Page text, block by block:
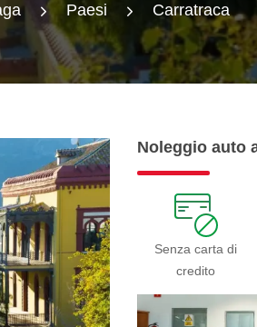
Paesi Carratraca
Noleggio auto
Senza carta di
credito